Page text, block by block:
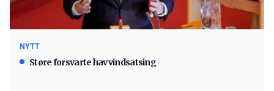
NYTT
Støre forsvarte havvindsatsing